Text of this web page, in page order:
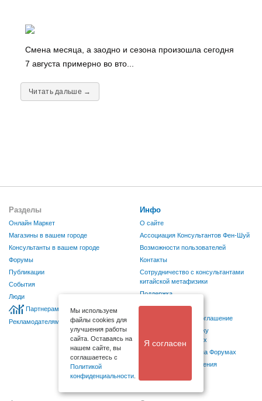
Смена месяца, а заодно и сезона произошла сегодня
7 августа примерно во вто...
Читать дальше →
Разделы
Онлайн Маркет
Магазины в вашем городе
Консультанты в вашем городе
Форумы
Публикации
События
Люди
Партнерам
Рекламодателям
Инфо
О сайте
Ассоциация Консультантов Фен-Шуй
Возможности пользователей
Контакты
Сотрудничество с консультантами
китайской метафизики
Поддержка
Карма
Пользовательское соглашение
Согласие на обработку
персональных данных
Правила поведения на Форумах
Правила для размещения
Мы используем
файлы cookies для
улучшения работы
сайта. Оставаясь на
нашем сайте, вы
соглашаетесь с
Политикой
конфиденциальности
Я согласен